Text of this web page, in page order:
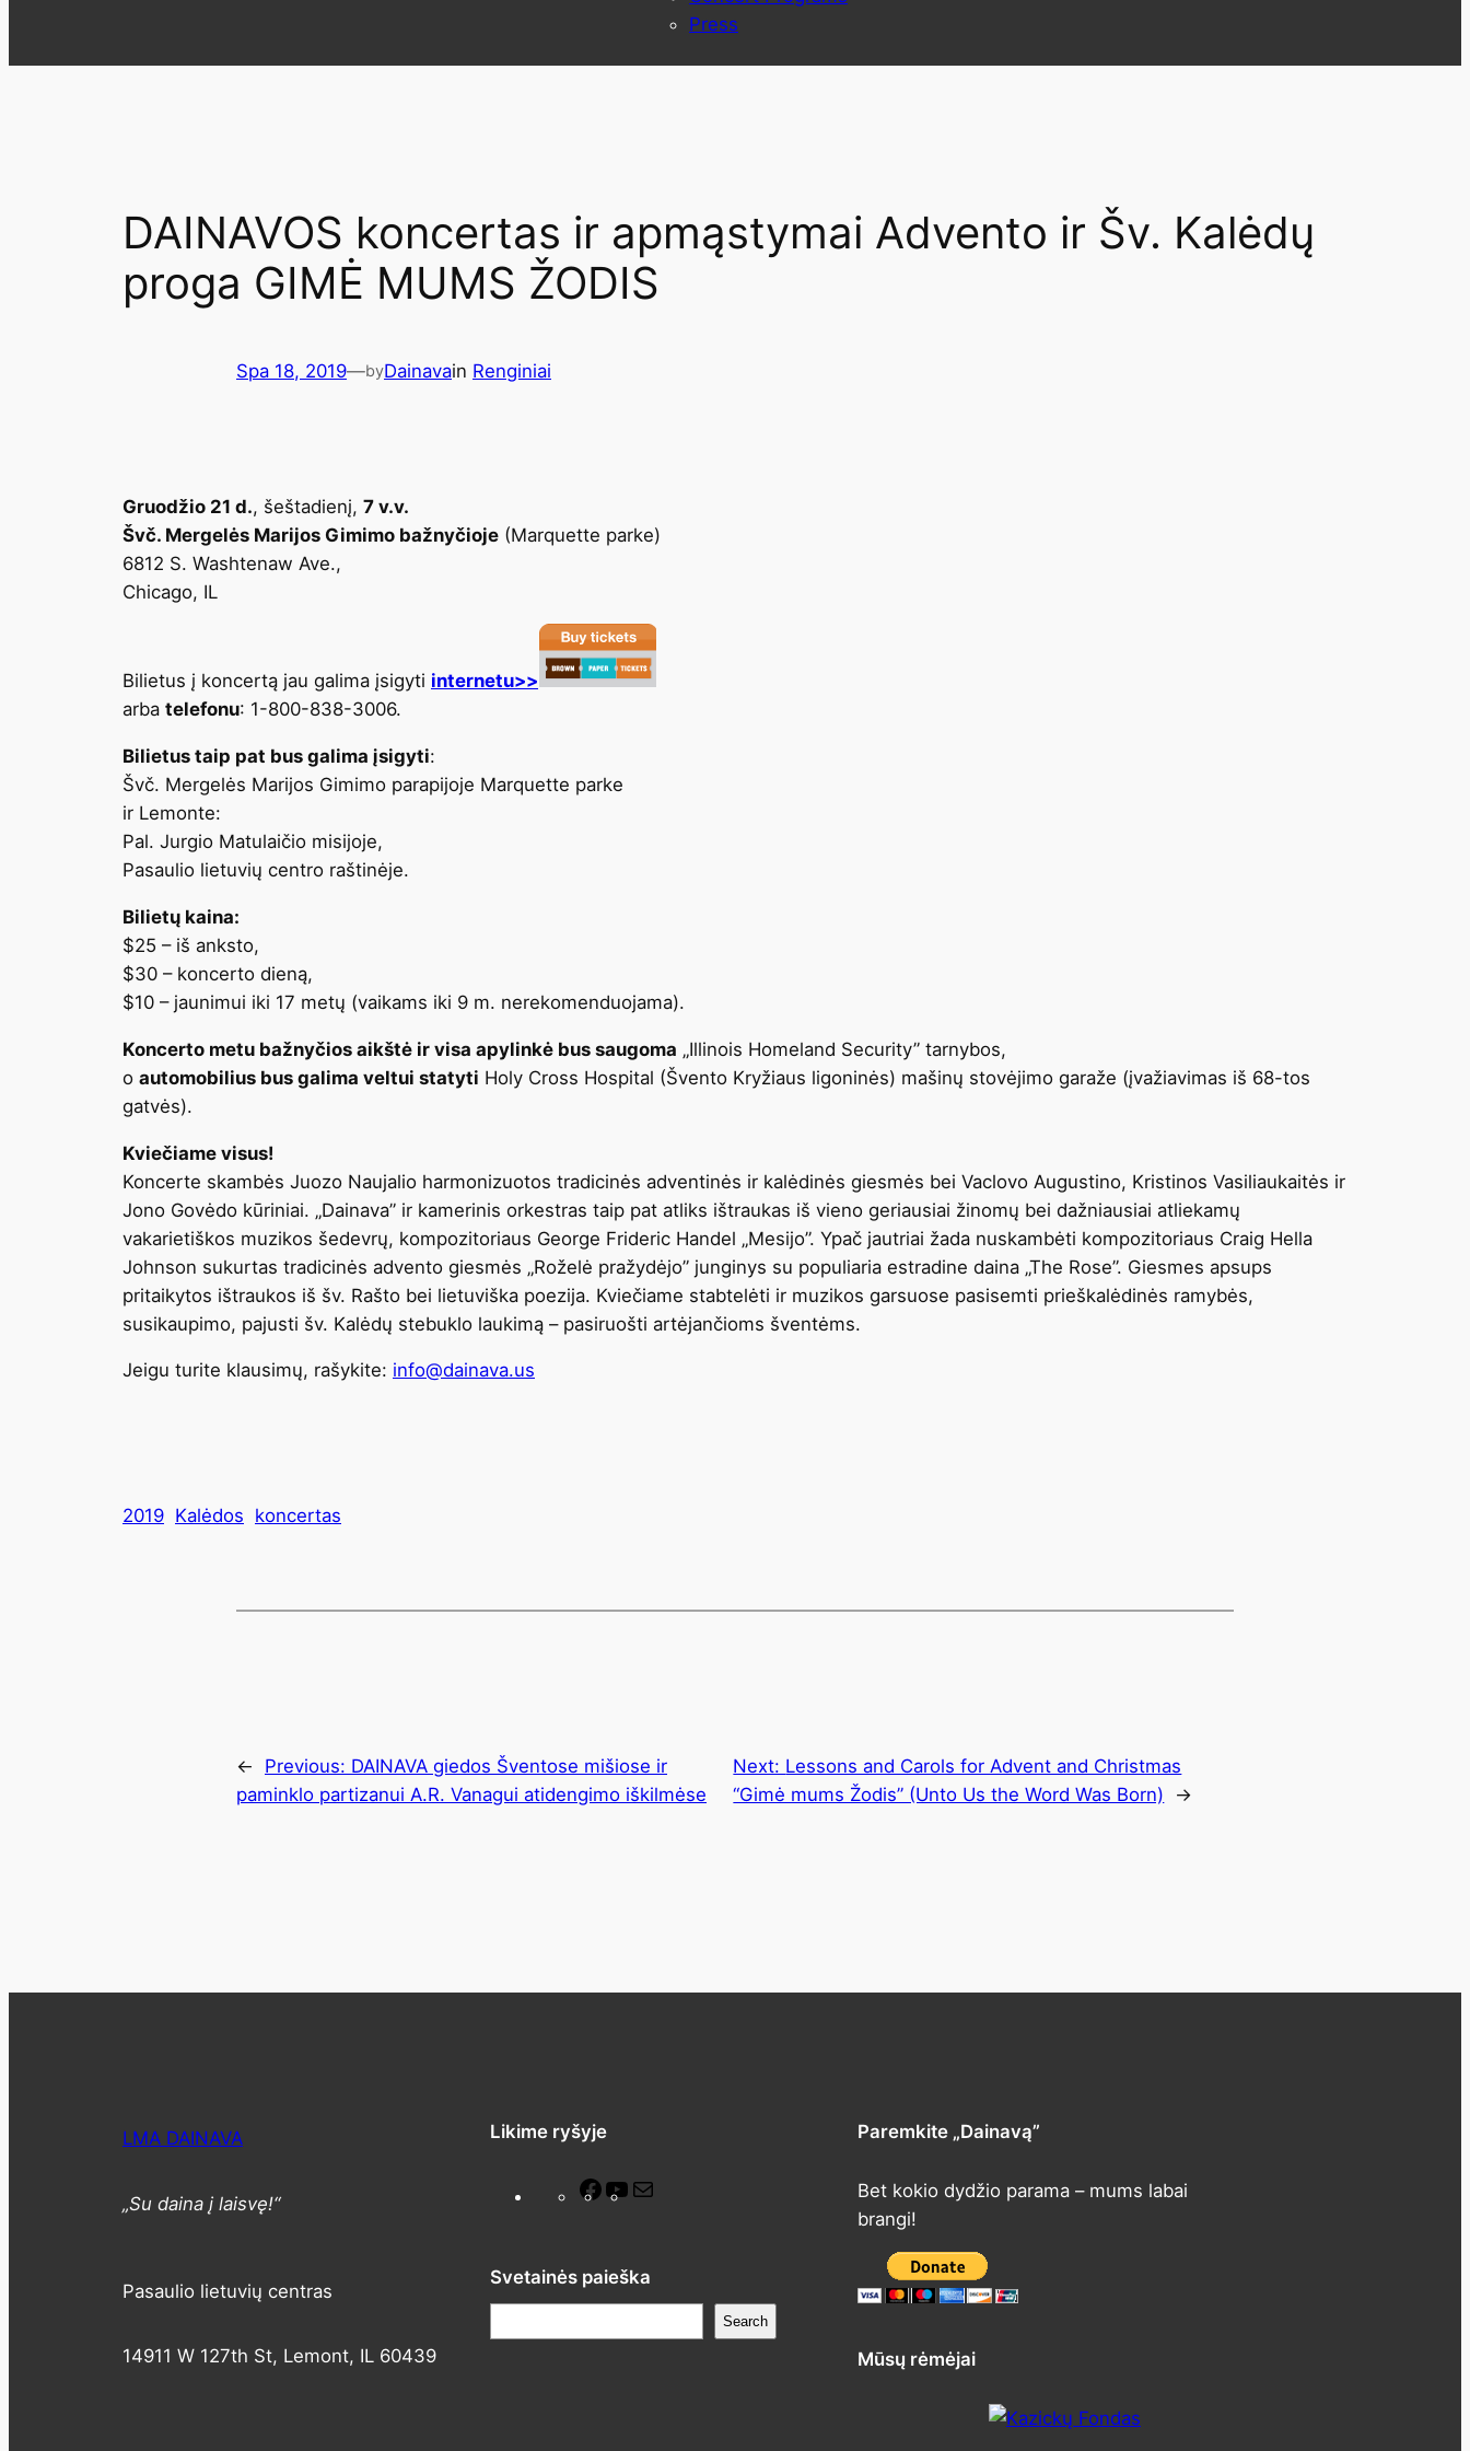
Press
DAINAVOS koncertas ir apmąstymai Advento ir Šv. Kalėdų
proga GIMĖ MUMS ŽODIS
Spa 18, 2019—byDainavain Renginiai
Gruodžio 21 d., šeštadienį, 7 v.v.
Švč. Mergelės Marijos Gimimo bažnyčioje (Marquette parke)
6812 S. Washtenaw Ave.,
Chicago, IL
Bilietus į koncertą jau galima įsigyti internetu>>
arba telefonu: 1-800-838-3006.
Bilietus taip pat bus galima įsigyti:
Švč. Mergelės Marijos Gimimo parapijoje Marquette parke
ir Lemonte:
Pal. Jurgio Matulaičio misijoje,
Pasaulio lietuvių centro raštinėje.
Bilietų kaina:
$25 – iš anksto,
$30 – koncerto dieną,
$10 – jaunimui iki 17 metų (vaikams iki 9 m. nerekomenduojama).
Koncerto metu bažnyčios aikštė ir visa apylinkė bus saugoma „Illinois Homeland Security” tarnybos,
o automobilius bus galima veltui statyti Holy Cross Hospital (Švento Kryžiaus ligoninės) mašinų stovėjimo garaže (įvažiavimas iš 68-tos
gatvės).
Kviečiame visus!
Koncerte skambės Juozo Naujalio harmonizuotos tradicinės adventinės ir kalėdinės giesmės bei Vaclovo Augustino, Kristinos Vasiliaukaitės ir
Jono Govėdo kūriniai. „Dainava” ir kamerinis orkestras taip pat atliks ištraukas iš vieno geriausiai žinomų bei dažniausiai atliekamų
vakarietiškos muzikos šedevrų, kompozitoriaus George Frideric Handel „Mesijo”. Ypač jautriai žada nuskambėti kompozitoriaus Craig Hella
Johnson sukurtas tradicinės advento giesmės „Roželė pražydėjo” junginys su populiaria estradine daina „The Rose”. Giesmes apsups
pritaikytos ištraukos iš šv. Rašto bei lietuviška poezija. Kviečiame stabtelėti ir muzikos garsuose pasisemti prieškalėdinės ramybės,
susikaupimo, pajusti šv. Kalėdų stebuklo laukimą – pasiruošti artėjančioms šventėms.
Jeigu turite klausimų, rašykite: info@dainava.us
2019 Kalėdos koncertas
← Previous: DAINAVA giedos Šventose mišiose ir
paminklo partizanui A.R. Vanagui atidengimo iškilmėse
Next: Lessons and Carols for Advent and Christmas
“Gimė mums Žodis” (Unto Us the Word Was Born)
→
LMA DAINAVA
„Su daina į laisvę!“
Pasaulio lietuvių centras
14911 W 127th St, Lemont, IL 60439
Likime ryšyje
F
e
b
Y
T
u
Svetainės paieška
a
Search
Paremkite „Dainavą”
Bet kokio dydžio parama – mums labai
brangi!
Mūsų rėmėjai